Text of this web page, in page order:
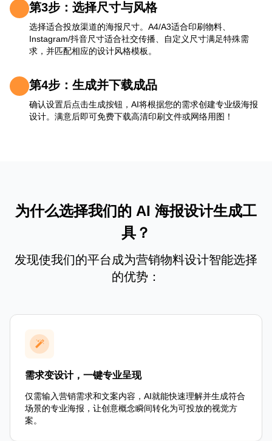
第3步：选择尺寸与风格
选择适合投放渠道的海报尺寸。A4/A3适合印刷物料、
Instagram/抖音尺寸适合社交传播、自定义尺寸满足特殊需
求，并匹配相应的设计风格模板。
第4步：生成并下载成品
确认设置后点击生成按钮，AI将根据您的需求创建专业级海报
设计。满意后即可免费下载高清印刷文件或网络用图！
为什么选择我们的 AI 海报设计生成工
具？
发现使我们的平台成为营销物料设计智能选择
的优势：
需求变设计，一键专业呈现
仅需输入营销需求和文案内容，AI就能快速理解并生成符合
场景的专业海报，让创意概念瞬间转化为可投放的视觉方
案。